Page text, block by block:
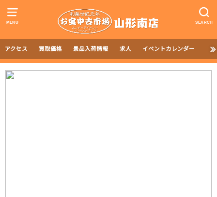
MENU SEARCH
アクセス 買取価格 景品入荷情報 求人 イベントカレンダー